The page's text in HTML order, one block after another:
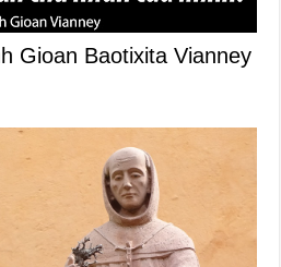
Gioan Baotixita Vianney